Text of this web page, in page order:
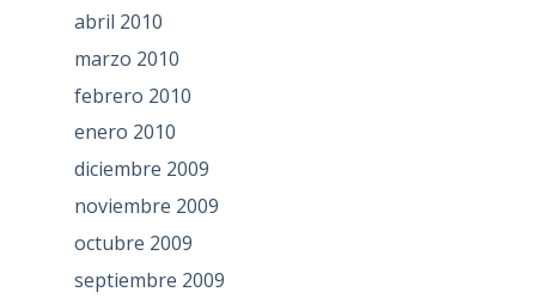
abril 2010
marzo 2010
febrero 2010
enero 2010
diciembre 2009
noviembre 2009
octubre 2009
septiembre 2009